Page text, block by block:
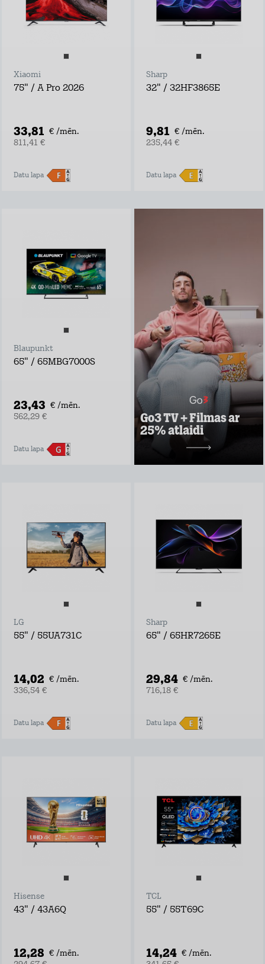
Xiaomi
75" / A Pro 2026
33,81 € /mēn.
811,41 €
Datu lapa
Sharp
32" / 32HF3865E
9,81 € /mēn.
235,44 €
Datu lapa
Blaupunkt
65" / 65MBG7000S
23,43 € /mēn.
562,29 €
Datu lapa
Go3 TV + Filmas ar
25% atlaidi
Negaidi pārraides
televīzijā, izrādes
laiks var sākties
tūlīt ar Go3 TV!
Go3 piedāvājumā:
Ekskluzīvs Go3
oriģinālsaturs
Latvijas saturs,
ārvalstu filmas un
seriāli visai
ģimenei
Vairāk nekā 30
vietējie un ārvalstu
TV kanāli
Uzzināt vairāk
10,49 €/mēn.
LG
55" / 55UA731C
14,02 € /mēn.
336,54 €
Datu lapa
Sharp
65" / 65HR7265E
29,84 € /mēn.
716,18 €
Datu lapa
Hisense
43" / 43A6Q
12,28 € /mēn.
TCL
55" / 55T69C
14,24 € /mēn.